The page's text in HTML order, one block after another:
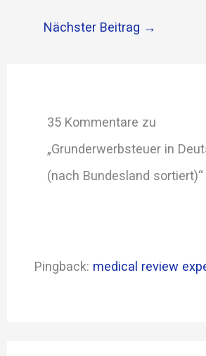
Nächster Beitrag →
35 Kommentare zu
„Grunderwerbsteuer in
(nach Bundesland sortiert)“
Pingback: medical review